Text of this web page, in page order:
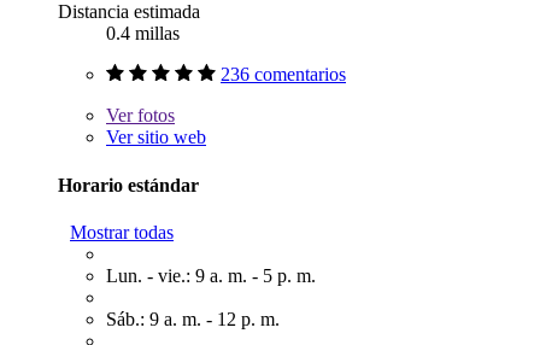
Distancia estimada
0.4 millas
236 comentarios
Verfotos
Ver sitio web
Horario estándar
Mostrar todas
Lun. - vie.: 9 a. m. - 5 p. m.
Sáb.: 9 a. m. - 12 p. m.